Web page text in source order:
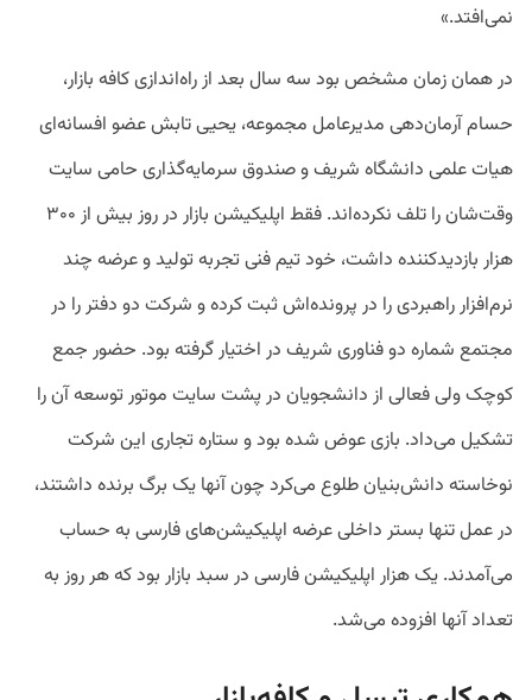
نمی‌افتد.»
در همان زمان مشخص بود سه سال بعد از راه‌اندازی کافه بازار،
حسام آرمان‌دهی مدیرعامل مجموعه، یحیی تابش عضو افسانه‌ای
هیات علمی دانشگاه شریف و صندوق سرمایه‌گذاری حامی سایت
وقت‌شان را تلف نکرده‌اند. فقط اپلیکیشن بازار در روز بیش از ۳۰۰
هزار بازدید‌کننده داشت، خود تیم فنی تجربه تولید و عرضه چند
نرم‌افزار راهبردی را در پرونده‌اش ثبت کرده و شرکت دو دفتر را در
مجتمع شماره دو فناوری شریف در اختیار گرفته بود. حضور جمع
کوچک ولی فعالی از دانشجویان در پشت سایت موتور توسعه آن را
تشکیل می‌داد. بازی عوض شده بود و ستاره تجاری این شرکت
نوخاسته دانش‌بنیان طلوع می‌کرد چون آنها یک برگ برنده داشتند،
در عمل تنها بستر داخلی عرضه اپلیکیشن‌های فارسی به حساب
می‌آمدند. یک هزار اپلیکیشن فارسی در سبد بازار بود که هر روز به
تعداد آنها افزوده می‌شد.